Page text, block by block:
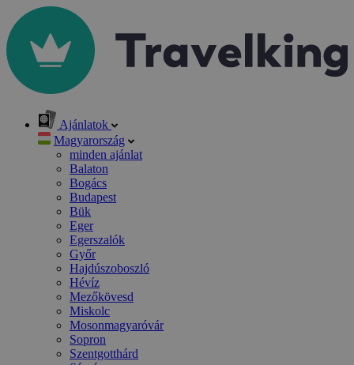
Ajánlatok
Magyarország
minden ajánlat
Balaton
Bogács
Budapest
Bük
Eger
Egerszalók
Győr
Hajdúszoboszló
Hévíz
Mezőkövesd
Miskolc
Mosonmagyaróvár
Sopron
Szentgotthárd